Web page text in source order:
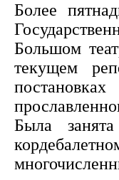
Более
Большом
текущем
Была